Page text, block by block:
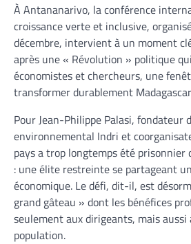
À Antananarivo, la conférence
croissance verte et inclusive,
décembre, intervient à un moment
après une « Révolution » politique
économistes et chercheurs, une
transformer durablement
Pour Jean-Philippe Palasi,
environnemental Indri et
pays a trop longtemps été prisonnier
: une élite restreinte se partageant
économique. Le défi, dit-il, est
grand gâteau » dont les bénéfices
seulement aux dirigeants, mais
population.